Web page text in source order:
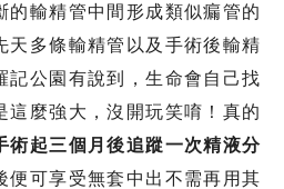
的輸精管中間形成類似瘺管的
天多條輸精管以及手術後輸精
記公園有說到，生命會自己找
這麼強大，沒開玩笑唷！真的
術起三個月後追蹤一次精液分
便可享受無套中出不需再用其